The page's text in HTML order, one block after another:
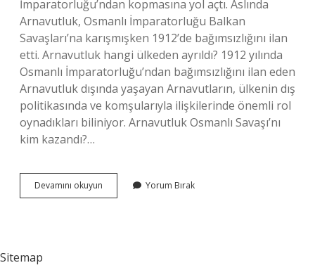
İmparatorluğu’ndan kopmasına yol açtı. Aslında
Arnavutluk, Osmanlı İmparatorluğu Balkan
Savaşları’na karışmışken 1912’de bağımsızlığını ilan
etti. Arnavutluk hangi ülkeden ayrıldı? 1912 yılında
Osmanlı İmparatorluğu’ndan bağımsızlığını ilan eden
Arnavutluk dışında yaşayan Arnavutların, ülkenin dış
politikasında ve komşularıyla ilişkilerinde önemli rol
oynadıkları biliniyor. Arnavutluk Osmanlı Savaşı’nı
kim kazandı?…
Devamını okuyun Arnavutlugu
Ne
Yorum Bırak
Sitemap